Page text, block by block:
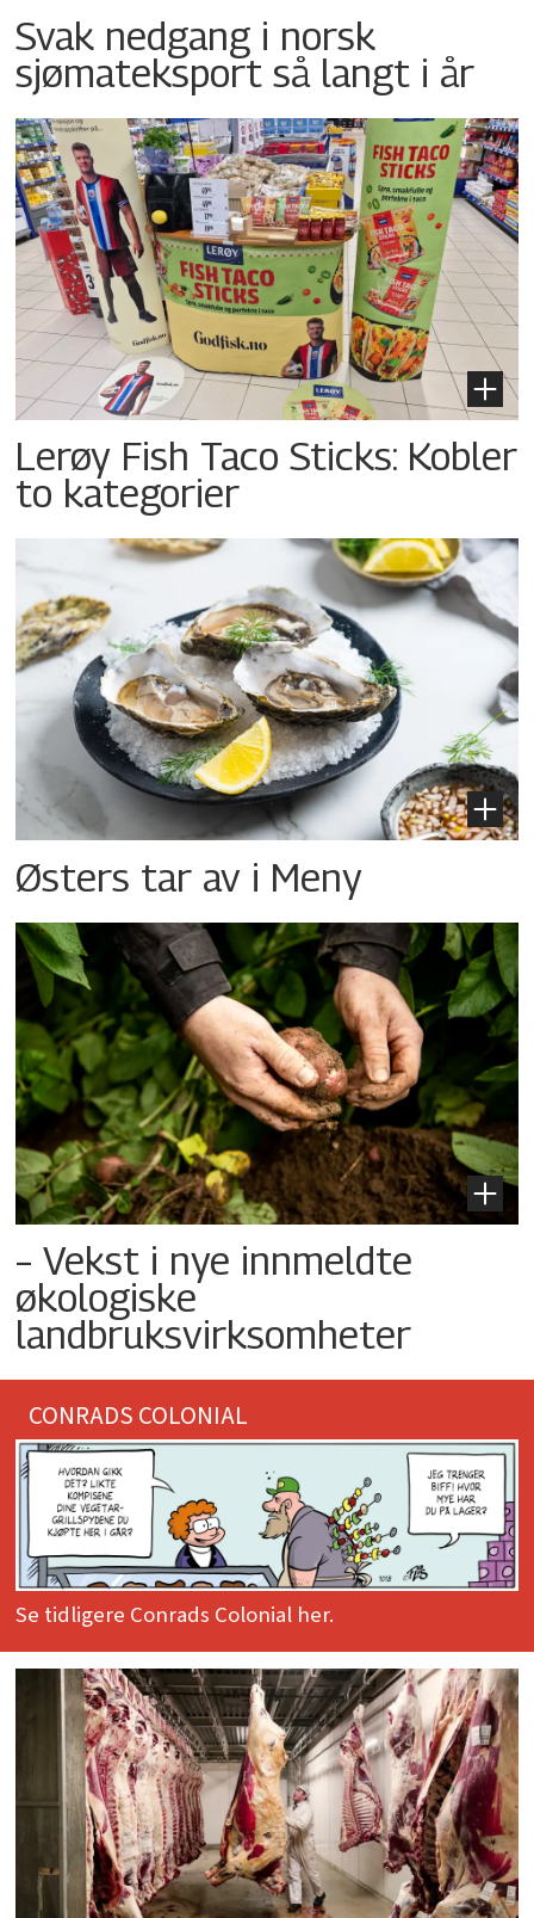
Svak nedgang i norsk
sjømateksport så langt i år
Lerøy Fish Taco Sticks: Kobler
to kategorier
Østers tar av i Meny
– Vekst i nye innmeldte
økologiske
landbruksvirksomheter
CONRADS COLONIAL
Se tidligere Conrads Colonial her.